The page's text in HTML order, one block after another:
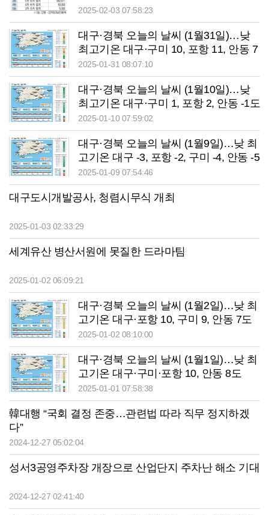
2025-02-03 07:58:23
대구·경북 오늘의 날씨 (1월31일)…낮
최고기온 대구·구미 10, 포항 11, 안동 7
도
2025-01-31 08:07:10
대구·경북 오늘의 날씨 (1월10일)…낮
최고기온 대구·구미 1, 포항 2, 안동 -1도
2025-01-10 07:59:02
대구·경북 오늘의 날씨 (1월9일)…낮 최
고기온 대구 -3, 포항 -2, 구미 -4, 안동 -5
도
2025-01-09 07:54:46
대구도시개발공사, 청렴시무식 개최
2025-01-03 02:33:29
세계유산 병산서원에 못질한 드라마팀
2025-01-02 06:09:21
대구·경북 오늘의 날씨 (1월2일)…낮 최
고기온 대구·포항 10, 구미 9, 안동 7도
2025-01-02 08:10:00
대구·경북 오늘의 날씨 (1월1일)…낮 최
고기온 대구·구미·포항 10, 안동 8도
2025-01-01 07:58:38
韓대행 “국회 결정 존중…관련법 따라 직무 정지하겠
다”
2024-12-27 05:02:04
성서3공영주차장 개장으로 산업단지 주차난 해소 기대
2024-12-27 02:41:40